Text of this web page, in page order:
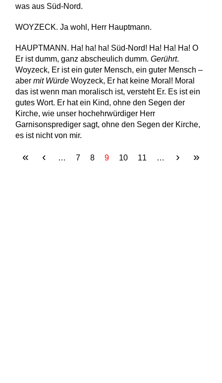
was aus Süd-Nord.
WOYZECK. Ja wohl, Herr Hauptmann.
HAUPTMANN. Ha! ha! ha! Süd-Nord! Ha! Ha! Ha! O
Er ist dumm, ganz abscheulich dumm.Gerührt.
Woyzeck, Er ist ein guter Mensch, ein guter Mensch –
abermit Würde Woyzeck, Er hat keine Moral! Moral
das ist wenn man moralisch ist, versteht Er. Es ist ein
gutes Wort. Er hat ein Kind, ohne den Segen der
Kirche, wie unser hochehrwürdiger Herr
Garnisonsprediger sagt, ohne den Segen der Kirche,
es ist nicht von mir.
SEITEN
« ‹ … 7 8 9 10 11 … › »